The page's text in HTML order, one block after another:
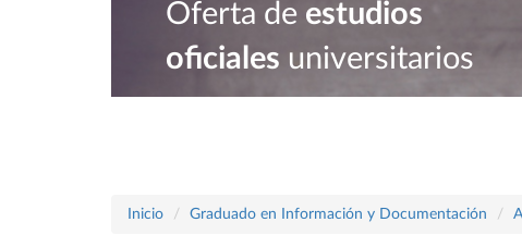
Oferta de estudios
oficiales universitarios
Inicio Graduado en Información y Documentación